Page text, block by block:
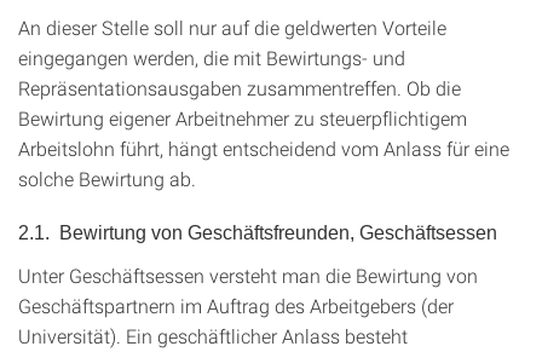
An dieser Stelle soll nur auf die geldwerten Vorteile
eingegangen werden, die mit Bewirtungs- und
Repräsentationsausgaben zusammentreffen. Ob die
Bewirtung eigener Arbeitnehmer zu steuerpflichtigem
Arbeitslohn führt, hängt entscheidend vom Anlass für eine
solche Bewirtung ab.
2.1. Bewirtung von Geschäftsfreunden, Geschäftsessen
Unter Geschäftsessen versteht man die Bewirtung von
Geschäftspartnern im Auftrag des Arbeitgebers (der
Universität). Ein geschäftlicher Anlass besteht